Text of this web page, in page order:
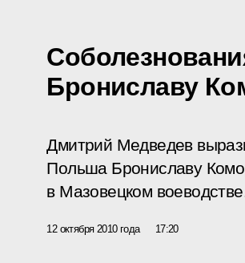
Брониславу
Дмитрий Медведев
Польша Брониславу
в Мазовецком
12 октября 2010 года 17:20